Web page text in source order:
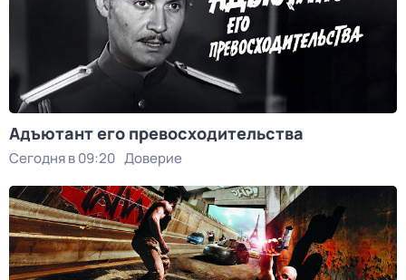
Адъютант его превосходительства
Сегодня в 09:20 Доверие